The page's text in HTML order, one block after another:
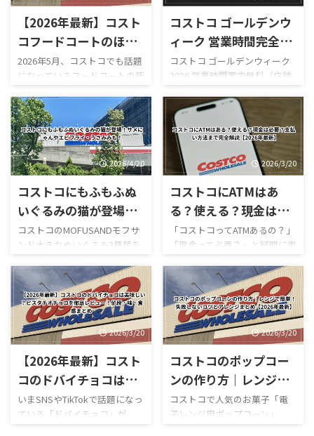
【2026年最新】コスト
コフードコートのほう
じ茶ソフトクリームが
新登場！値段・カロリ
ー・口コミ・実食レビ
ューまとめ
2026年5月、コストコでも話題
になっているフードコートの新
作スイーツ「ほうじ茶ソフト
クリーム」が登場しました！
ほうじ茶好きにはたまらない
和スイーツで、販売開始直後か
らSNSでも話題になっていま
す。 今回は実際に食べた感想
をもとに、 値段 カロリー予想
味の特徴 ミックスとの違い 口
コミ評判 おすすめ度 まで徹底
ている方はぜひ参考にしてく
ださい。 写真付きのレビュー
が見たい方はこちらをご覧く
ださい。
https://hubmedia.co.jp/costc
o/costco-i ...
コストコ ゴールデンウ
ィーク 営業時間完全レ
ビュー｜混雑状況や回
避法も紹介！
コストコ ゴールデンウィーク
2026 営業時間案内無料（店舗
利用時）／デリバリーは別途
送料ありGW2026-COSTCO-01
GWゴールデンウィーク期間中
のコストコ営業時間と混雑状
況について詳しくはこちら GW
ゴールデンウィーク期間中の
お買い得コストコ割引セール
商品一覧はこちら GWゴールデ
ンウィーク期間中のコストコ
がゴールデンウィークにコス
トコを訪れるのは毎年の楽し
みの一つですが、この時期の
営業時間変更や混雑状況には
いつも気を遣います。特に
2026年のゴールデンウィーク
は最 ...
2026/4/20
コストコにもふもふぬ
いぐるみの猫が登場！
サメにゃんやエビフラ
イ・うさみみも！
コストコのMOFUSANDモフサ
ンド大きなぬいぐるみ3種類を
徹底解説｜値段・種類・口コ
ミ感想まとめ コストコ新商
品・おもちゃレビュー コスト
コのMOFUSANDモフサンド大
きなぬいぐるみ3種類を徹底解
説！値段・種類・おすすめポ
イントまとめ コストコのおも
ちゃコーナーで見かけるとつい
足を止めてしまう、
大きなぬいぐるみ。この記事
では、コストコで販売されて
2026/3/20
コストコにATMはあ
る？使える？現金は必
要？支払い方法まで完
全解説【2026年最新】
「コストコってATMあるの？」
「現金って必要？」と疑問に思
ったことはありませんか？ 結
論から言うと、コストコは基本
的にキャッシュレス中心の店
舗で、ATMの設置状況や使い方
も一般のスーパーとは少し違
います。 この記事では、コス
トコのATM事情について、設置
の有無・使える銀行・手数
料・現金が必要な場面までわ
結論・コストコ店舗内にATMが
ある場合もあるが「必ずある
2026/3/20
【2026年最新】コスト
コのドバイチョコは美
味しい？ピスタチオチ
ョコを徹底レビュー！
いまSNSやTikTokで話題になっ
ている「ドバイチョコ」が、
ついにコストコでも販売され
2026/3/20
コストコのポップコー
ンの作り方｜レンジで
簡単！失敗しないコツ
とアレンジまとめ
コストコで人気のお菓子「電
子レンジ用ポップコーン」。
「どうやって作るの？」「爆発